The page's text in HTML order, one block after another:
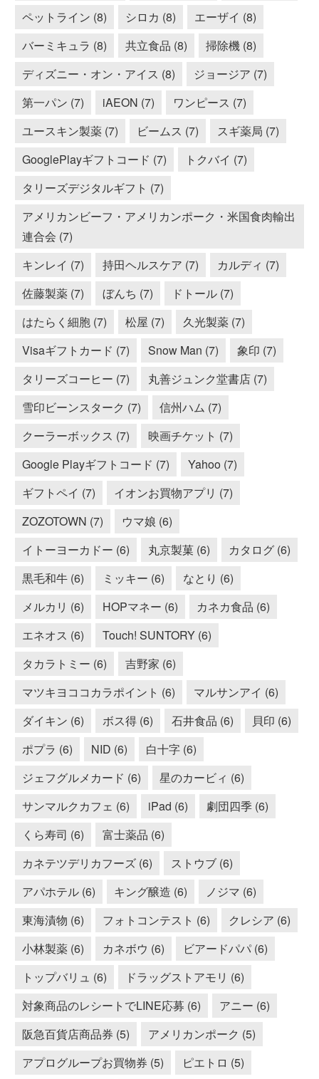
ペットライン (8)
シロカ (8)
エーザイ (8)
バーミキュラ (8)
共立食品 (8)
掃除機 (8)
ディズニー・オン・アイス (8)
ジョージア (7)
第一パン (7)
iAEON (7)
ワンピース (7)
ユースキン製薬 (7)
ビームス (7)
スギ薬局 (7)
GooglePlayギフトコード (7)
トクバイ (7)
タリーズデジタルギフト (7)
アメリカンビーフ・アメリカンポーク・米国食肉輸出
連合会 (7)
キンレイ (7)
持田ヘルスケア (7)
カルディ (7)
佐藤製薬 (7)
ぼんち (7)
ドトール (7)
はたらく細胞 (7)
松屋 (7)
久光製薬 (7)
Visaギフトカード (7)
Snow Man (7)
象印 (7)
タリーズコーヒー (7)
丸善ジュンク堂書店 (7)
雪印ビーンスターク (7)
信州ハム (7)
クーラーボックス (7)
映画チケット (7)
Google Playギフトコード (7)
Yahoo (7)
ギフトペイ (7)
イオンお買物アプリ (7)
ZOZOTOWN (7)
ウマ娘 (6)
イトーヨーカドー (6)
丸京製菓 (6)
カタログ (6)
黒毛和牛 (6)
ミッキー (6)
なとり (6)
メルカリ (6)
HOPマネー (6)
カネカ食品 (6)
エネオス (6)
Touch! SUNTORY (6)
タカラトミー (6)
吉野家 (6)
マツキヨココカラポイント (6)
マルサンアイ (6)
ダイキン (6)
ボス得 (6) 石井食品 (6)
貝印 (6)
ポプラ (6)
NID (6)
白十字 (6)
ジェフグルメカード (6)
星のカービィ (6)
サンマルクカフェ (6)
iPad (6)
劇団四季 (6)
くら寿司 (6)
富士薬品 (6)
カネテツデリカフーズ (6)
ストウブ (6)
アパホテル (6)
キング醸造 (6)
ノジマ (6)
東海漬物 (6)
フォトコンテスト (6)
クレシア (6)
小林製薬 (6)
カネボウ (6)
ビアードパパ (6)
トップバリュ (6)
ドラッグストアモリ (6)
対象商品のレシートでLINE応募 (6)
アニー (6)
阪急百貨店商品券 (5)
アメリカンポーク (5)
アプログループお買物券 (5)
ピエトロ (5)